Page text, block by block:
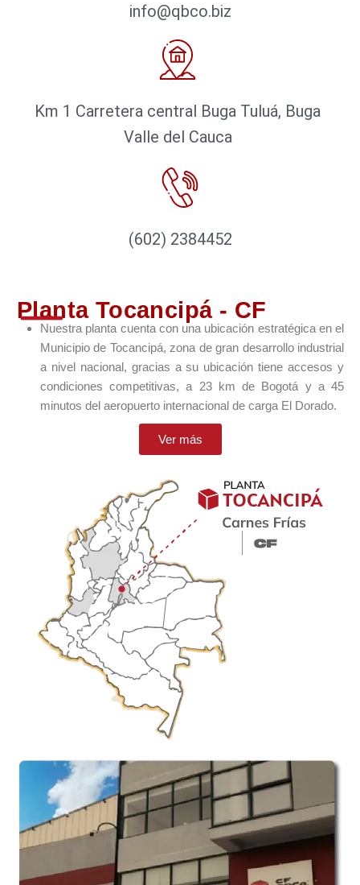
info@qbco.biz
Km 1 Carretera central Buga Tuluá, Buga
Valle del Cauca
(602) 2384452
Planta Tocancipá - CF
Nuestra planta cuenta con una ubicación estratégica en el
Municipio de Tocancipá, zona de gran desarrollo industrial
a nivel nacional, gracias a su ubicación tiene accesos y
condiciones competitivas, a 23 km de Bogotá y a 45
minutos del aeropuerto internacional de carga El Dorado.
Ver más